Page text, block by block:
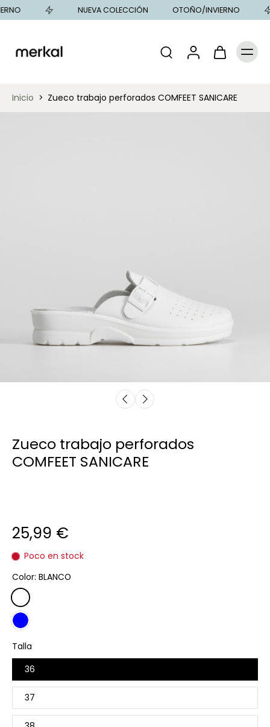
NUEVA COLECCIÓN OTOÑO/INVIERNO
Inicio > Zueco trabajo perforados COMFEET SANICARE
Zueco trabajo perforados
COMFEET SANICARE
25,99 €
Poco en stock
Color: BLANCO
Talla
36
37